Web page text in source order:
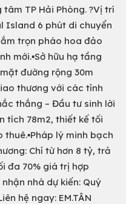
TP Hải Phòng. ?Vị trí
Island 6 phút di chuyển
trọn pháo hoa đảo
mới.▪️Sở hữu hạ tầng
đường rộng 30m
thương với các tỉnh
thắng – Đầu tư sinh lời
tích 78m2, thiết kế tối
lý minh bạch
Chỉ từ hơn 8 tỷ, trả
đa 70% giá trị hợp
nhà dự kiến: Quý
hệ ngay: EM.TÂN